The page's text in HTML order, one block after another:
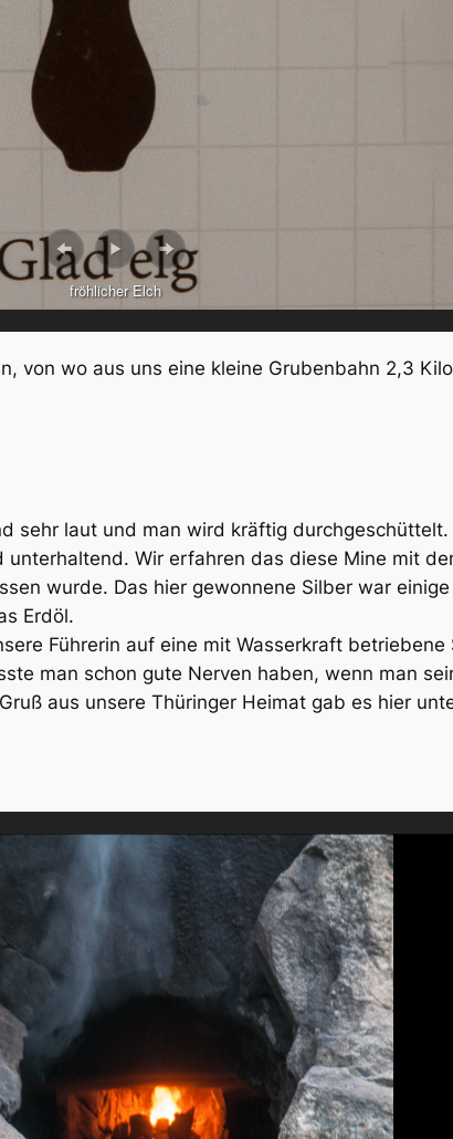
fröhlicher Elch
von wo aus uns eine kleine Grubenbahn 2,3
sehr laut und man wird kräftig durchgeschüttelt.
Wir erfahren das diese Mine mit
wurde. Das hier gewonnene Silber war
Erdöl.
Führerin auf eine mit Wasserkraft
man schon gute Nerven haben, wenn man
aus unsere Thüringer Heimat gab es hier